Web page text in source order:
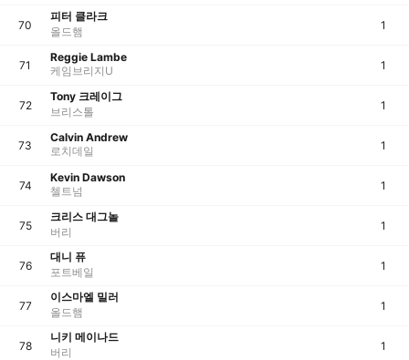
70
피터 클라크
올드햄
1
71
Reggie Lambe
케임브리지U
1
72
Tony 크레이그
브리스톨
1
73
Calvin Andrew
로치데일
1
74
Kevin Dawson
첼트넘
1
75
크리스 대그놀
버리
1
76
대니 퓨
포트베일
1
77
이스마엘 밀러
올드햄
1
78
니키 메이나드
버리
1